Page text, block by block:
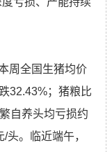
周全国生猪均价
32.43%；猪粮比
自养头均亏损约
。临近端午，